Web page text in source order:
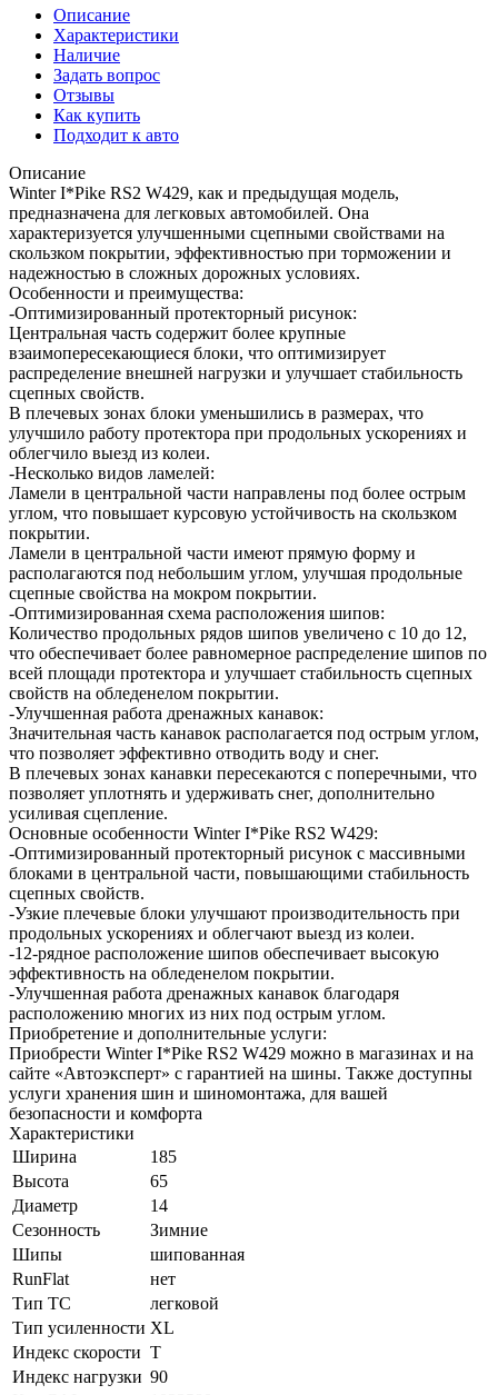
Описание
Характеристики
Наличие
Задать вопрос
Отзывы
Как купить
Подходит к авто
Описание
Winter I*Pike RS2 W429, как и предыдущая модель,
предназначена для легковых автомобилей. Она
характеризуется улучшенными сцепными свойствами на
скользком покрытии, эффективностью при торможении и
надежностью в сложных дорожных условиях.
Особенности и преимущества:
-Оптимизированный протекторный рисунок:
Центральная часть содержит более крупные
взаимопересекающиеся блоки, что оптимизирует
распределение внешней нагрузки и улучшает стабильность
сцепных свойств.
В плечевых зонах блоки уменьшились в размерах, что
улучшило работу протектора при продольных ускорениях и
облегчило выезд из колеи.
-Несколько видов ламелей:
Ламели в центральной части направлены под более острым
углом, что повышает курсовую устойчивость на скользком
покрытии.
Ламели в центральной части имеют прямую форму и
располагаются под небольшим углом, улучшая продольные
сцепные свойства на мокром покрытии.
-Оптимизированная схема расположения шипов:
Количество продольных рядов шипов увеличено с 10 до 12,
что обеспечивает более равномерное распределение шипов по
всей площади протектора и улучшает стабильность сцепных
свойств на обледенелом покрытии.
-Улучшенная работа дренажных канавок:
Значительная часть канавок располагается под острым углом,
что позволяет эффективно отводить воду и снег.
В плечевых зонах канавки пересекаются с поперечными, что
позволяет уплотнять и удерживать снег, дополнительно
усиливая сцепление.
Основные особенности Winter I*Pike RS2 W429:
-Оптимизированный протекторный рисунок с массивными
блоками в центральной части, повышающими стабильность
сцепных свойств.
-Узкие плечевые блоки улучшают производительность при
продольных ускорениях и облегчают выезд из колеи.
-12-рядное расположение шипов обеспечивает высокую
эффективность на обледенелом покрытии.
-Улучшенная работа дренажных канавок благодаря
расположению многих из них под острым углом.
Приобретение и дополнительные услуги:
Приобрести Winter I*Pike RS2 W429 можно в магазинах и на
сайте «Автоэксперт» с гарантией на шины. Также доступны
услуги хранения шин и шиномонтажа, для вашей
безопасности и комфорта
Характеристики
Ширина
185
Высота
65
Диаметр
14
Сезонность
Зимние
Шипы
шипованная
RunFlat
нет
Тип ТС
легковой
Тип усиленности XL
Индекс скорости T
Индекс нагрузки 90